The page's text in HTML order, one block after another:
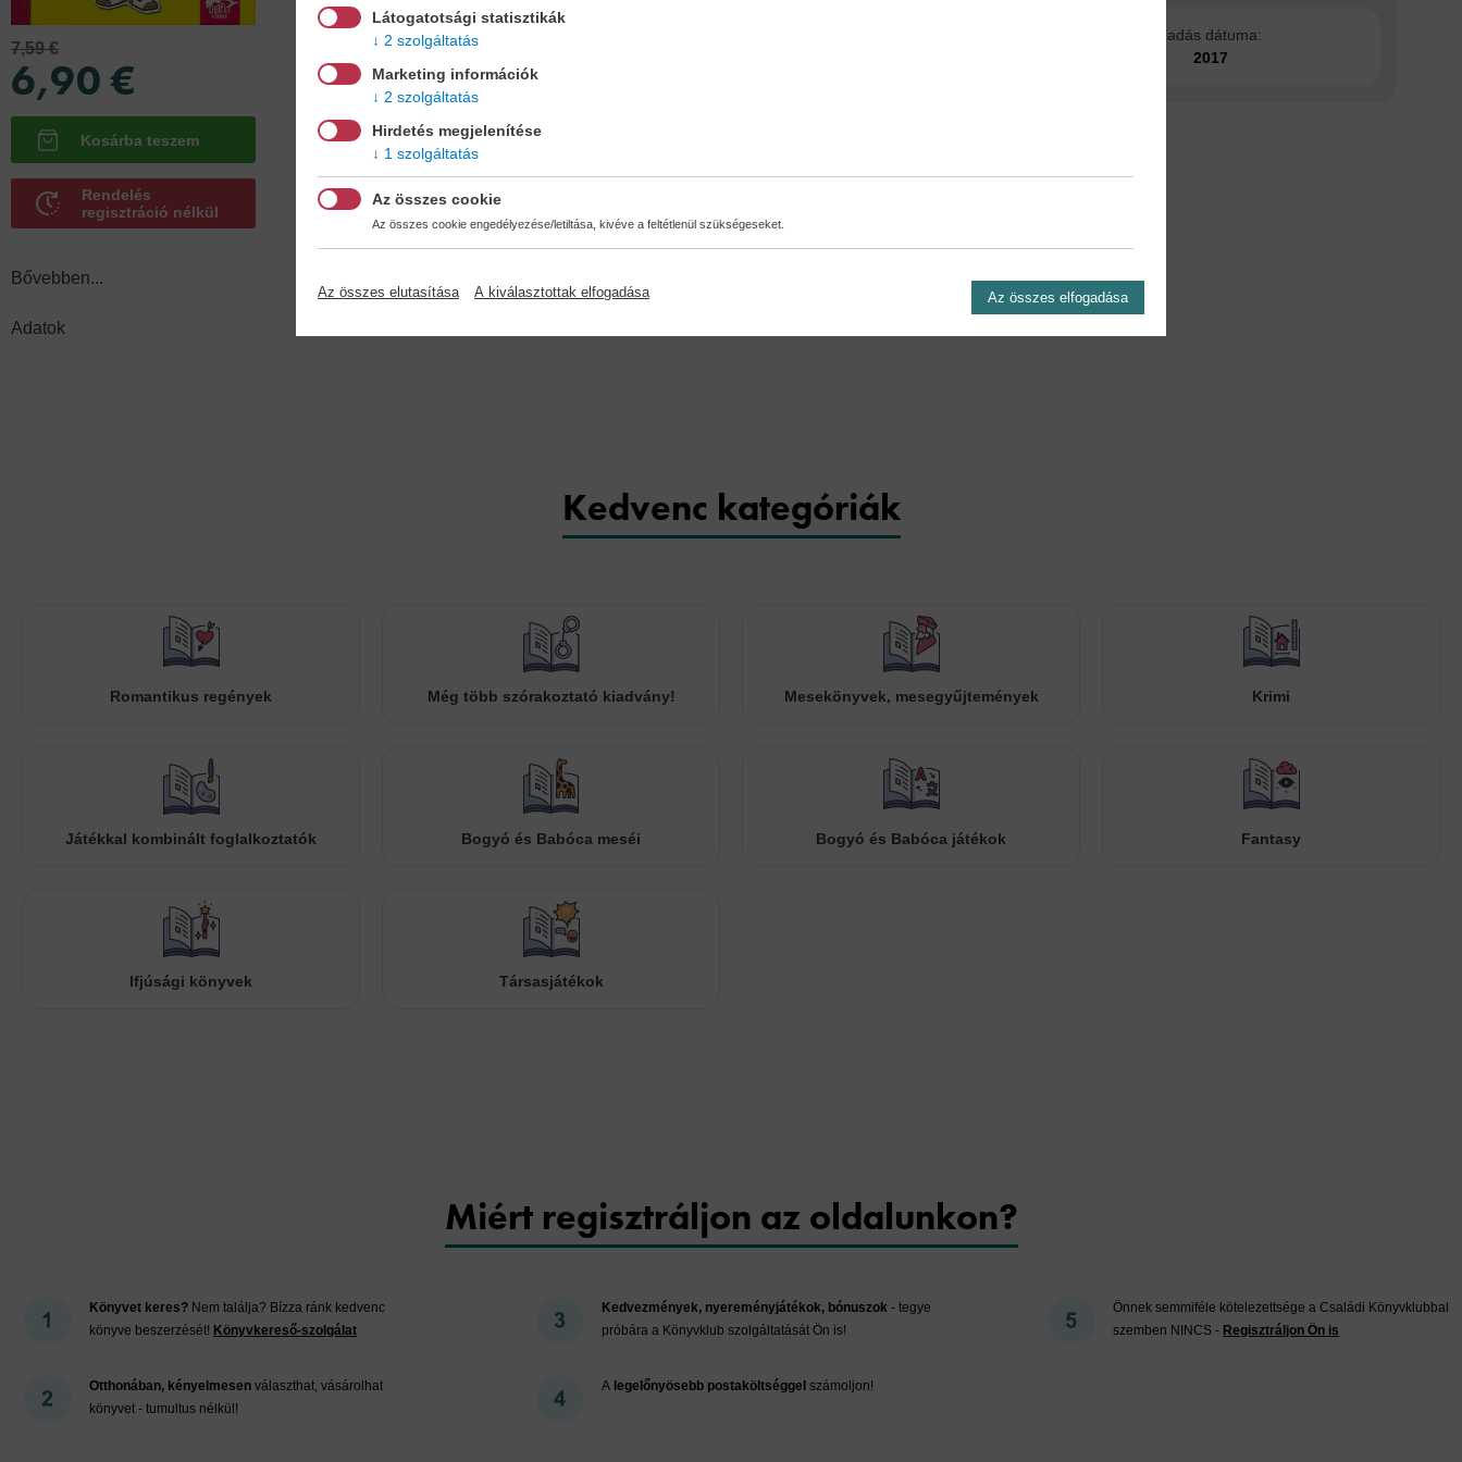
7,59 €
6,90 €
Rendelés
regisztráció nélkül
Bővebben...
Adatok
Kötésmód:
Kiadás dátuma:
2017
Kedvenc kategóriák
Romantikus regények Még több szórakoztató kiadvány! Mesekönyvek, mesegyűjtemények Krimi
Játékkal kombinált foglalkoztatók Bogyó és Babóca meséi Bogyó és Babóca játékok Fantasy
Ifjúsági könyvek Társasjátékok
Miért regisztráljon az oldalunkon?
Könyvet keres? Nem találja? Bízza ránk kedvenc
könyve beszerzését! Könyvkereső-szolgálat
Otthonában, kényelmesen választhat, vásárolhat
könyvet - tumultus nélkül!
Kedvezmények, nyereményjátékok, bónuszok- tegye
próbára a Könyvklub szolgáltatását Ön is!
A legelőnyösebb postaköltséggel számoljon!
Önnek semmiféle kötelezettsége a Családi Könyvklubbal
szemben NINCS - Regisztráljon Ön is
Látogatotsági statisztikák
2 szolgáltatás
Marketing információk
2 szolgáltatás
Hirdetés megjelenítése
1 szolgáltatás
Az összes cookie
Az összes cookie engedélyezése/letiltása, kivéve a feltétlenül szükségeseket.
Az összes elutasítása A kiválasztottak elfogadása Az összes elfogadása